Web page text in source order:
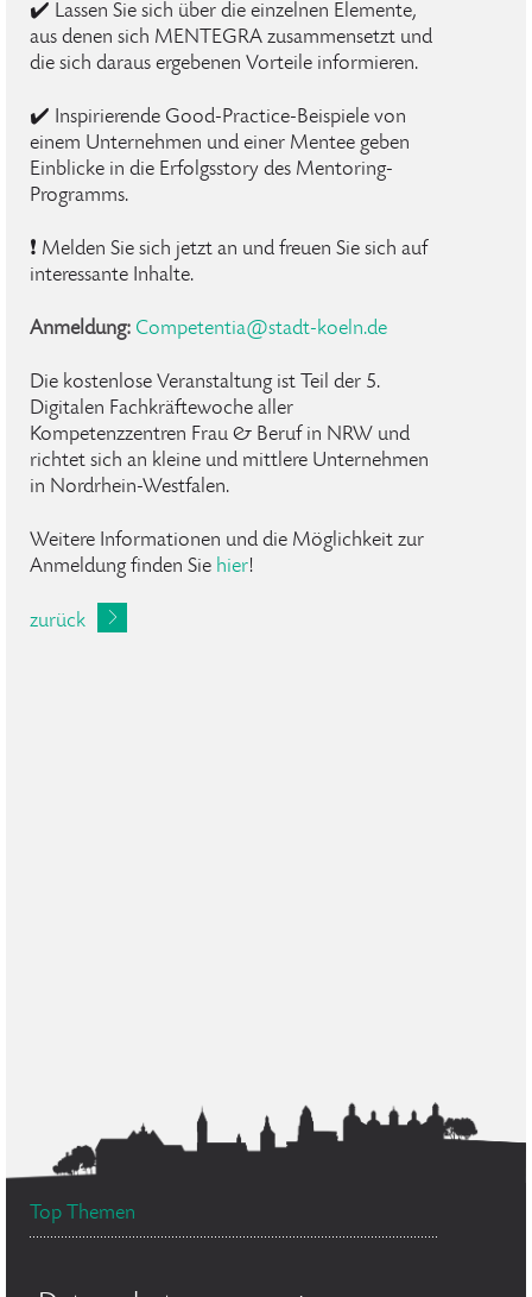
✔️ Lassen Sie sich über die einzelnen Elemente,
aus denen sich MENTEGRA zusammensetzt und
die sich daraus ergebenen Vorteile informieren.
✔️ Inspirierende Good-Practice-Beispiele von
einem Unternehmen und einer Mentee geben
Einblicke in die Erfolgsstory des Mentoring-
Programms.
❗ Melden Sie sich jetzt an und freuen Sie sich auf
interessante Inhalte.
Anmeldung: Competentia@stadt-koeln.de
Die kostenlose Veranstaltung ist Teil der 5.
Digitalen Fachkräftewoche aller
Kompetenzzentren Frau & Beruf in NRW und
richtet sich an kleine und mittlere Unternehmen
in Nordrhein-Westfalen.
Weitere Informationen und die Möglichkeit zur
Anmeldung finden Sie hier!
zurück
Top Themen